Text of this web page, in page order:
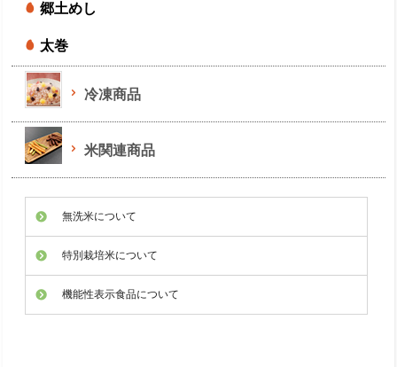
郷土めし
太巻
冷凍商品
米関連商品
無洗米について
特別栽培米について
機能性表示食品について